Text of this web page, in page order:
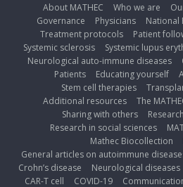
About MATHEC Who we are
Governance
Physicians National
Treatment protocols
Patient
Systemic sclerosis
Systemic lupus
Neurological auto-immune diseases
Patients
Educating yourself
Stem cell therapies
Additional resources
The
Sharing with others
Research
Research in social sciences
Mathec Biocollection
General articles on autoimmune
Crohn’s disease
Neurological diseases
CAR-T cell
COVID-19